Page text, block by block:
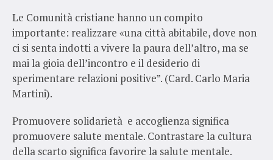
Le Comunità cristiane hanno un compito
importante: realizzare «una città abitabile, dove non
ci si senta indotti a vivere la paura dell’altro, ma se
mai la gioia dell’incontro e il desiderio di
sperimentare relazioni positive”. (Card. Carlo Maria
Martini).
Promuovere solidarietà e accoglienza significa
promuovere salute mentale. Contrastare la cultura
della scarto significa favorire la salute mentale.